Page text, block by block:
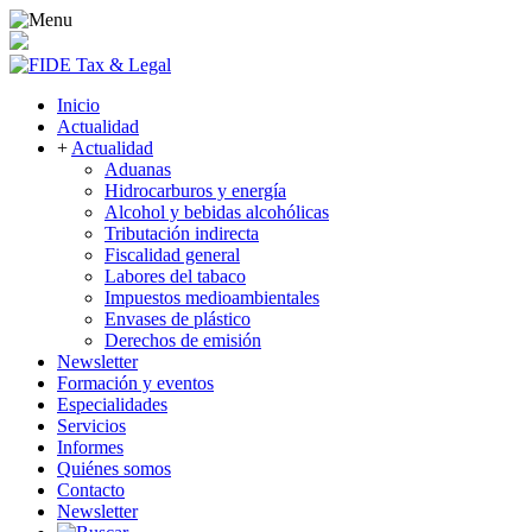
Inicio
Actualidad
+ Actualidad
Aduanas
Hidrocarburos y energía
Alcohol y bebidas alcohólicas
Tributación indirecta
Fiscalidad general
Labores del tabaco
Impuestos medioambientales
Envases de plástico
Derechos de emisión
Newsletter
Formación y eventos
Especialidades
Servicios
Informes
Quiénes somos
Contacto
Newsletter